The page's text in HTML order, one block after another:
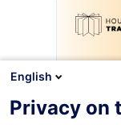
English
Privacy on